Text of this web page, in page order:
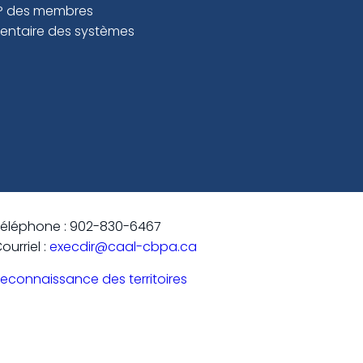
des membres
des systèmes
: 902-830-6467
: execdir@caal-cbpa.ca
des territoires